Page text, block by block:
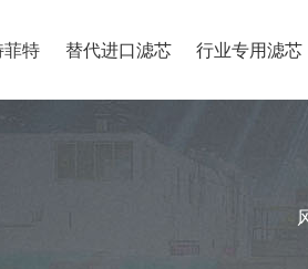
菲特 替代进口滤芯 行业专用滤芯